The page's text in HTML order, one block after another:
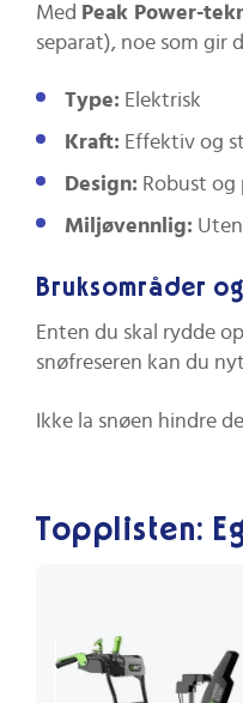
Med Peak Power-
separat), noe som gir
Type: Elektrisk
Kraft: Effektiv og
Design: Robust
Miljøvennlig:
Bruksområder
Enten du skal rydde
snøfreseren kan du
Ikke la snøen hindre
Topplisten: